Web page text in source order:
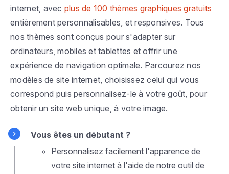
internet, avec plus de 100 thèmes graphiques gratuits
entièrement personnalisables, et responsives. Tous
nos thèmes sont conçus pour s'adapter sur
ordinateurs, mobiles et tablettes et offrir une
expérience de navigation optimale. Parcourez nos
modèles de site internet, choisissez celui qui vous
correspond puis personnalisez-le à votre goût, pour
obtenir un site web unique, à votre image.
Vous êtes un débutant ?
Personnalisez facilement l'apparence de
votre site internet à l'aide de notre outil de